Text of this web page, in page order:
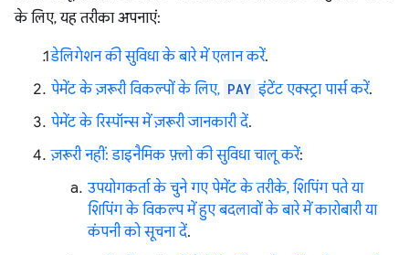
के लिए, यह तरीका अपनाएं:
डेलिगेशन की सुविधा के बारे में एलान करें.
पेमेंट के ज़रूरी विकल्पों के लिए, PAY इंटेंट एक्स्ट्रा पार्स करें.
पेमेंट के रिस्पॉन्स में ज़रूरी जानकारी दें.
ज़रूरी नहीं: डाइनैमिक फ़्लो की सुविधा चालू करें:
उपयोगकर्ता के चुने गए पेमेंट के तरीके, शिपिंग पते या
शिपिंग के विकल्प में हुए बदलावों के बारे में कारोबारी या
कंपनी को सूचना दें.